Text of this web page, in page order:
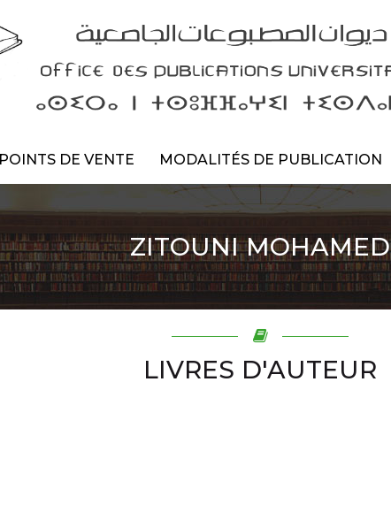
POINTS DE VENTE MODALITÉS DE PUBLICATION
ZITOUNI MOHAMED
LIVRES D'AUTEUR